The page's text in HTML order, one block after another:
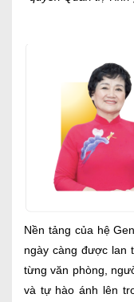
Nền tảng của hệ
ngày càng được lan
từng văn phòng,
và tự hào ánh lên